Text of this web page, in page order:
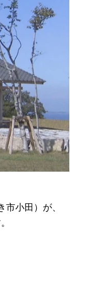
小田）が、